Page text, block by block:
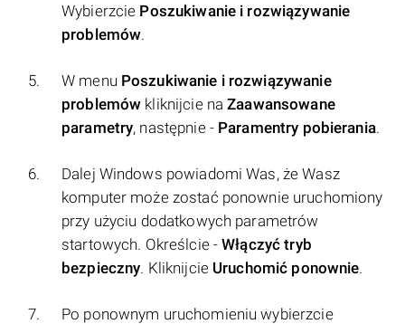
Wybierzcie Poszukiwanie i rozwiązywanie
problemów.
W menu Poszukiwanie i rozwiązywanie
problemów kliknijcie naZaawansowane
parametry, następnie - Paramentry pobierania.
Dalej Windows powiadomi Was, że Wasz
komputer może zostać ponownie uruchomiony
przy użyciu dodatkowych parametrów
startowych. Określcie -Włączyć tryb
bezpieczny. Kliknijcie Uruchomić ponownie.
Po ponownym uruchomieniu wybierzcie